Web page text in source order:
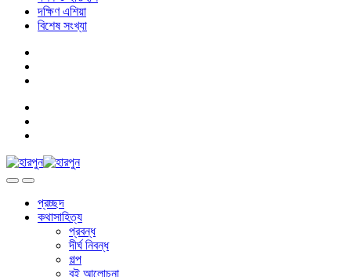
দক্ষিণ এশিয়া
বিশেষ সংখ্যা
প্রচ্ছদ
কথাসাহিত্য
প্রবন্ধ
দীর্ঘ নিবন্ধ
গল্প
বই আলোচনা